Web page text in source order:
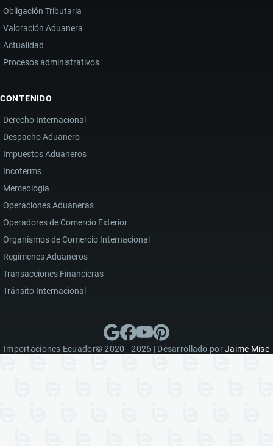
Obligación Tributaria
Valoración Aduanera
Actualidad
Procesos administrativos
CONTENIDO
Derecho Internacional
Despacho Aduanero
Impuestos Aduaneros
Incoterms
Merceología
Operaciones Aduaneras
Operadores de Comercio Exterior
Organismos de Comercio Internacional
Regímenes Aduaneros
Transacciones Financieras
Tránsito Internacional
Importaciones Ecuador© 2020 - 2026 | Desarrollado porJaime Mise